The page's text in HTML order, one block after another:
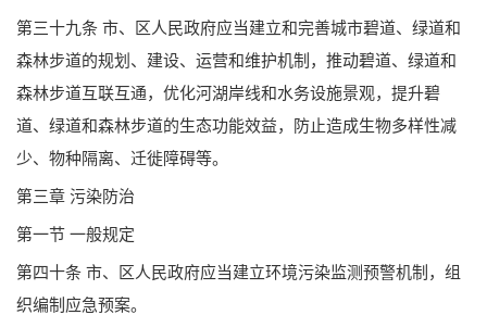
第三十九条 市、区人民政府应当建立和完善城市碧道、绿道和
森林步道的规划、建设、运营和维护机制，推动碧道、绿道和
森林步道互联互通，优化河湖岸线和水务设施景观，提升碧
道、绿道和森林步道的生态功能效益，防止造成生物多样性减
少、物种隔离、迁徙障碍等。
第三章 污染防治
第一节 一般规定
第四十条 市、区人民政府应当建立环境污染监测预警机制，组
织编制应急预案。